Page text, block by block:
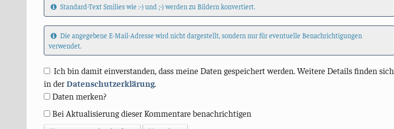
Standard-Text Smilies wie :-) und ;-) werden zu Bildern konvertiert.
Die angegebene E-Mail-Adresse wird nicht dargestellt, sondern nur für eventuelle Benachrichtigungen
verwendet.
Ich bin damit einverstanden, dass meine Daten gespeichert werden. Weitere Details finden sich
in derDatenschutzerklärung.
Daten merken?
Bei Aktualisierung dieser Kommentare benachrichtigen